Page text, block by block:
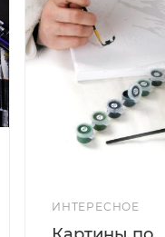
ИНТЕРЕСНОЕ